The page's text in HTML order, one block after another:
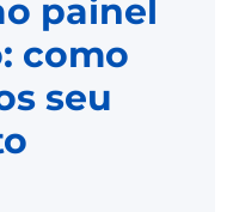
painel
como
seu